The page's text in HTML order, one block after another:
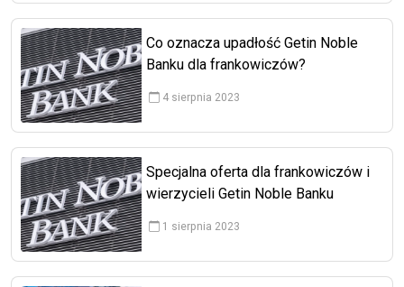
Co oznacza upadłość Getin Noble
Banku dla frankowiczów?
4 sierpnia 2023
Specjalna oferta dla frankowiczów i
wierzycieli Getin Noble Banku
1 sierpnia 2023